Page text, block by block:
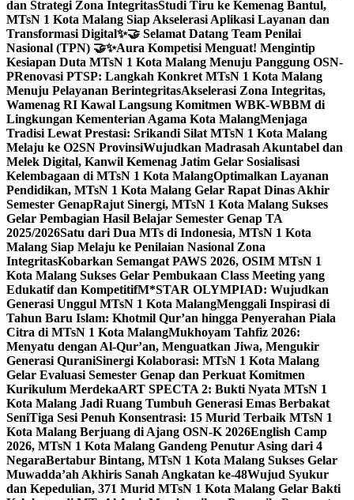
dan Strategi Zona IntegritasStudi Tiru ke Kemenag Bantul,
MTsN 1 Kota Malang Siap Akselerasi Aplikasi Layanan dan
Transformasi Digital✨🤝 Selamat Datang Team Penilai
Nasional (TPN) 🤝✨Aura Kompetisi Menguat! Mengintip
Kesiapan Duta MTsN 1 Kota Malang Menuju Panggung OSN-
PRenovasi PTSP: Langkah Konkret MTsN 1 Kota Malang
Menuju Pelayanan BerintegritasAkselerasi Zona Integritas,
Wamenag RI Kawal Langsung Komitmen WBK-WBBM di
Lingkungan Kementerian Agama Kota MalangMenjaga
Tradisi Lewat Prestasi: Srikandi Silat MTsN 1 Kota Malang
Melaju ke O2SN ProvinsiWujudkan Madrasah Akuntabel dan
Melek Digital, Kanwil Kemenag Jatim Gelar Sosialisasi
Kelembagaan di MTsN 1 Kota MalangOptimalkan Layanan
Pendidikan, MTsN 1 Kota Malang Gelar Rapat Dinas Akhir
Semester GenapRajut Sinergi, MTsN 1 Kota Malang Sukses
Gelar Pembagian Hasil Belajar Semester Genap TA
2025/2026Satu dari Dua MTs di Indonesia, MTsN 1 Kota
Malang Siap Melaju ke Penilaian Nasional Zona
IntegritasKobarkan Semangat PAWS 2026, OSIM MTsN 1
Kota Malang Sukses Gelar Pembukaan Class Meeting yang
Edukatif dan KompetitifM*STAR OLYMPIAD: Wujudkan
Generasi Unggul MTsN 1 Kota MalangMenggali Inspirasi di
Tahun Baru Islam: Khotmil Qur’an hingga Penyerahan Piala
Citra di MTsN 1 Kota MalangMukhoyam Tahfiz 2026:
Menyatu dengan Al-Qur’an, Menguatkan Jiwa, Mengukir
Generasi QuraniSinergi Kolaborasi: MTsN 1 Kota Malang
Gelar Evaluasi Semester Genap dan Perkuat Komitmen
Kurikulum MerdekaART SPECTA 2: Bukti Nyata MTsN 1
Kota Malang Jadi Ruang Tumbuh Generasi Emas Berbakat
SeniTiga Sesi Penuh Konsentrasi: 15 Murid Terbaik MTsN 1
Kota Malang Berjuang di Ajang OSN-K 2026English Camp
2026, MTsN 1 Kota Malang Gandeng Penutur Asing dari 4
NegaraBertabur Bintang, MTsN 1 Kota Malang Sukses Gelar
Muwadda’ah Akhiris Sanah Angkatan ke-48Wujud Syukur
dan Kepedulian, 371 Murid MTsN 1 Kota Malang Gelar Bakti